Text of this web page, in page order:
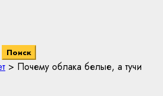
> Почему облака белые, а тучи